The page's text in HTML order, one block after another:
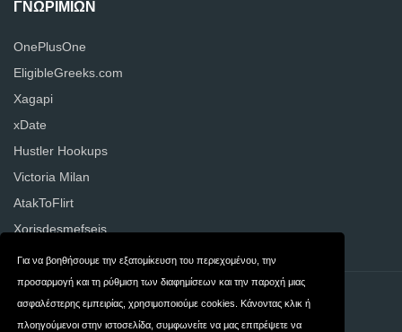
Για να βοηθήσουμε την εξατομίκευση του περιεχομένου, την
προσαρμογή και τη ρύθμιση των διαφημίσεων και την παροχή μιας
ασφαλέστερης εμπειρίας, χρησιμοποιούμε cookies. Κάνοντας κλικ ή
πλοηγούμενοι στην ιστοσελίδα, συμφωνείτε να μας επιτρέψετε να
ΓΝΩΡΙΜΙΏΝ
OnePlusOne
EligibleGreeks.com
Xagapi
xDate
Hustler Hookups
Victoria Milan
AtakToFlirt
Xorisdesmefseis
Επικοινωνία Ιδιωτικότητα